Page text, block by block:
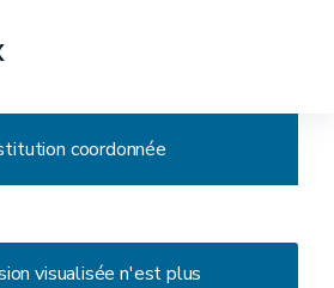
coordonnée
visualisée n'est plus